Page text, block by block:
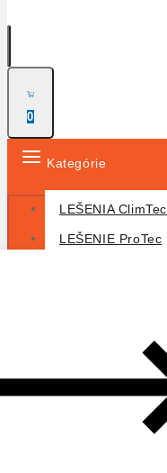
0
Kategórie
LEŠENIA ClimTec
LEŠENIE ProTec